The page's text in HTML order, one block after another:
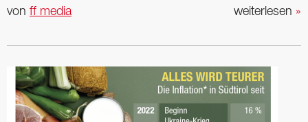
weiterlesen »
von ff media